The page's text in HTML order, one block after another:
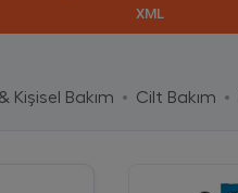
XML
Kişisel Bakım Cilt Bakım